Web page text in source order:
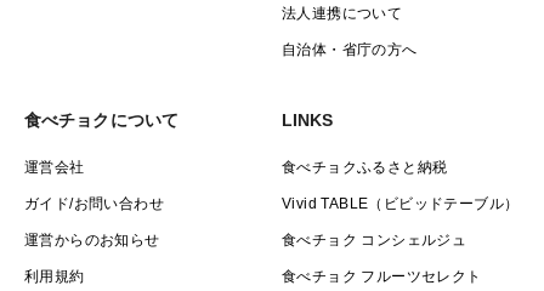
法人連携について
自治体・省庁の方へ
食べチョクについて
運営会社
ガイド/お問い合わせ
運営からのお知らせ
利用規約
LINKS
食べチョクふるさと納税
Vivid TABLE（ビビッドテーブル）
食べチョク コンシェルジュ
食べチョク フルーツセレクト